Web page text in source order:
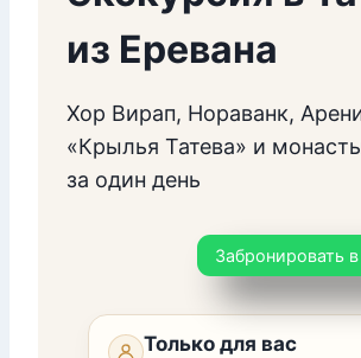
из Еревана
Хор Вирап, Нораванк,
«Крылья Татева» и
за один день
Забронировать
Только для вас